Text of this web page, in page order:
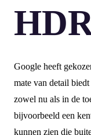
Google heeft
mate van detail
zowel nu als in de
bijvoorbeeld een
kunnen zien die